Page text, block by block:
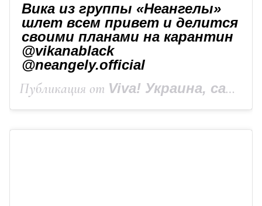
Вика из группы «Неангелы»
шлет всем привет и делится
своими планами на карантин
@vikanablack
@neangely.official
Публикация от Viva! Украина, сайт Viva.ua